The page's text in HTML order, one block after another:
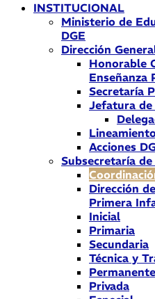
INSTITUCIONAL
Ministerio de
DGE
Dirección
Honorable
Enseñanza
Secretaría
Jefatura de
Acciones
Subsecretaría
Dirección
Primera
Inicial
Primaria
Secundaria
Técnica y
Privada